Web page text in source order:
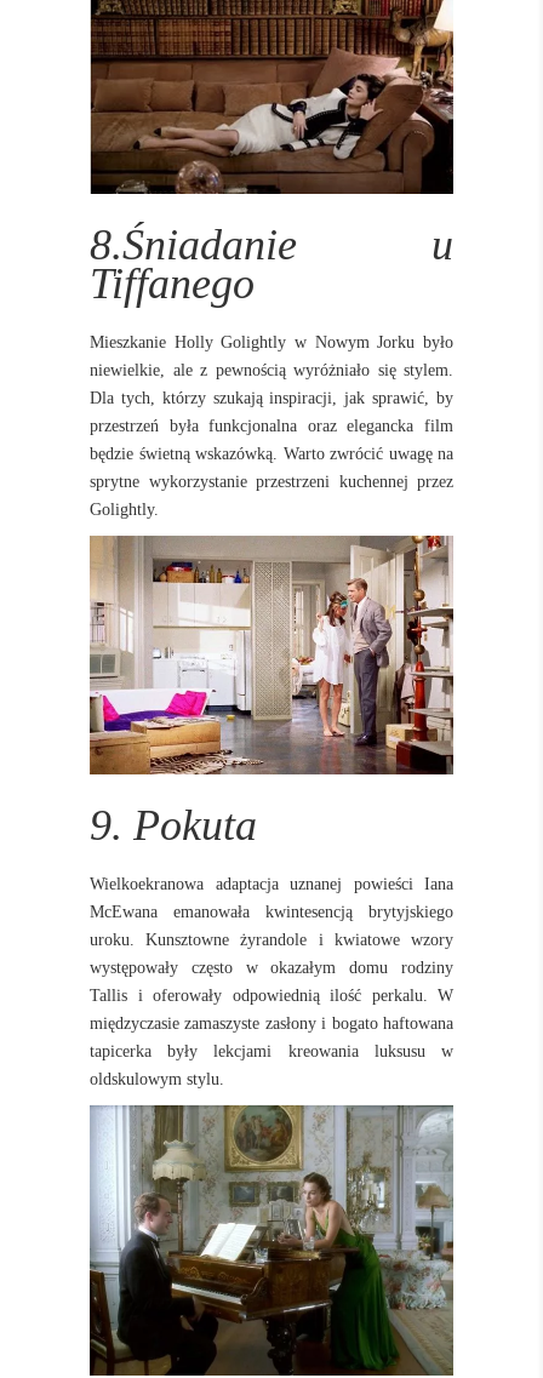
8.Śniadanie u
Tiffanego
Mieszkanie Holly Golightly w Nowym Jorku było
niewielkie, ale z pewnością wyróżniało się stylem.
Dla tych, którzy szukają inspiracji, jak sprawić, by
przestrzeń była funkcjonalna oraz elegancka film
będzie świetną wskazówką. Warto zwrócić uwagę na
sprytne wykorzystanie przestrzeni kuchennej przez
Golightly.
9. Pokuta
Wielkoekranowa adaptacja uznanej powieści Iana
McEwana emanowała kwintesencją brytyjskiego
uroku. Kunsztowne żyrandole i kwiatowe wzory
występowały często w okazałym domu rodziny
Tallis i oferowały odpowiednią ilość perkalu. W
międzyczasie zamaszyste zasłony i bogato haftowana
tapicerka były lekcjami kreowania luksusu w
oldskulowym stylu.